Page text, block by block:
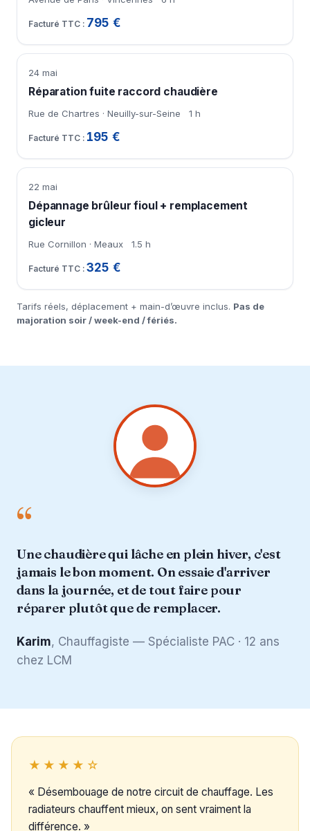
795 €
24 mai
Réparation fuite raccord chaudière
Rue de Chartres · Neuilly-sur-Seine 1 h
195 €
22 mai
Dépannage brûleur fioul + remplacement
gicleur
Rue Cornillon · Meaux 1.5 h
325 €
Tarifs réels, déplacement + main-d’œuvre inclus. Pas de
majoration soir / week-end / fériés.
“
Une chaudière qui lâche en plein hiver, c'est
jamais le bon moment. On essaie d'arriver
dans la journée, et de tout faire pour
réparer plutôt que de remplacer.
Karim, Chauffagiste — Spécialiste PAC · 12 ans
chez LCM
★★★★☆
« Désembouage de notre circuit de chauffage. Les
radiateurs chauffent mieux, on sent vraiment la
différence. »